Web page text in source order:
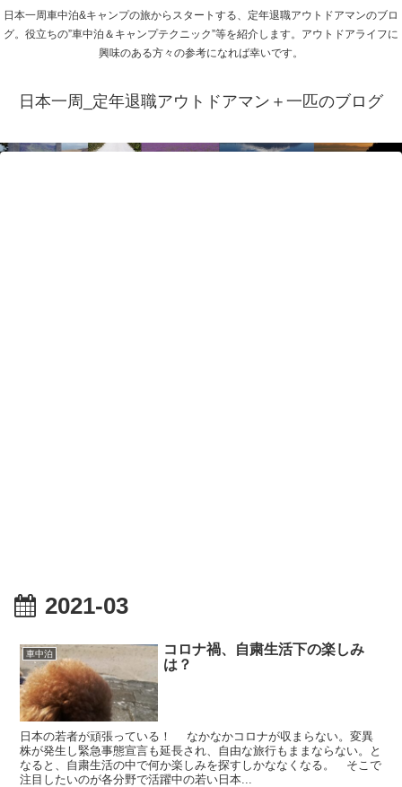
日本一周車中泊&キャンプの旅からスタートする、定年退職アウトドアマンのブロ
グ。役立ちの”車中泊＆キャンプテクニック”等を紹介します。アウトドアライフに
興味のある方々の参考になれば幸いです。
日本一周_定年退職アウトドアマン＋一匹のブログ
2021-03
車中泊
コロナ禍、自粛生活下の楽しみ
は？
日本の若者が頑張っている！ なかなかコロナが収まらない。変異
株が発生し緊急事態宣言も延長され、自由な旅行もままならない。と
なると、自粛生活の中で何か楽しみを探すしかななくなる。 そこで
注目したいのが各分野で活躍中の若い日本...